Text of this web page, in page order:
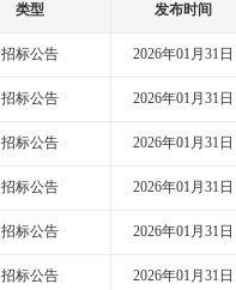
类型 发布时间
招标公告 2026年01月31日
招标公告 2026年01月31日
招标公告 2026年01月31日
招标公告 2026年01月31日
招标公告 2026年01月31日
招标公告 2026年01月31日